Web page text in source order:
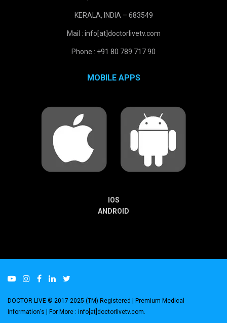
KERALA, INDIA – 683549
Mail : info[at]doctorlivetv.com
Phone : +91 80 789 717 90
MOBILE APPS
IOS
ANDROID
DOCTOR LIVE © 2017-2025 (TM) Registered
| Premium Medical
Information's |
For More : info[at]doctorlivetv.com.